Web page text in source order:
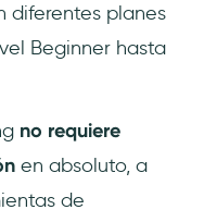
diferentes planes
Beginner hasta
no requiere
en absoluto, a
de